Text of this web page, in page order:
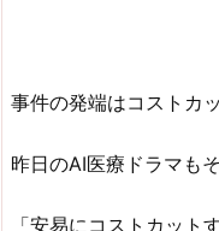
事件の発端はコストカ
昨日のAI医療ドラマも
「安易にコストカット